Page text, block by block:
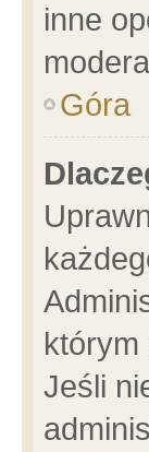
inne
Góra
którym
Jeśli